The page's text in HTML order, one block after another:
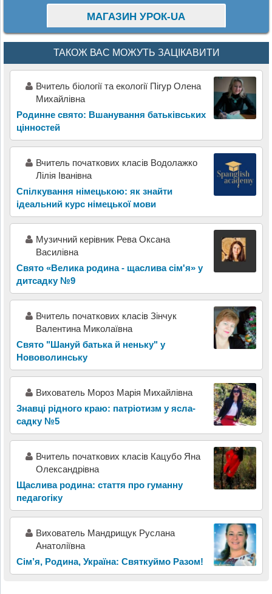
МАГАЗИН УРОК-UA
ТАКОЖ ВАС МОЖУТЬ ЗАЦІКАВИТИ
Вчитель біології та екології Пігур Олена
Михайлівна
Родинне свято: Вшанування батьківських
цінностей
Вчитель початкових класів Водолажко
Лілія Іванівна
Спілкування німецькою: як знайти
ідеальний курс німецької мови
Музичний керівник Рева Оксана
Василівна
Свято «Велика родина - щаслива сім'я» у
дитсадку №9
Вчитель початкових класів Зінчук
Валентина Миколаївна
Свято "Шануй батька й неньку" у
Нововолинську
Вихователь Мороз Марія Михайлівна
Знавці рідного краю: патріотизм у ясла-
садку №5
Вчитель початкових класів Кацубо Яна
Олександрівна
Щаслива родина: стаття про гуманну
педагогіку
Вихователь Мандрищук Руслана
Анатоліївна
Сім’я, Родина, Україна: Святкуймо Разом!